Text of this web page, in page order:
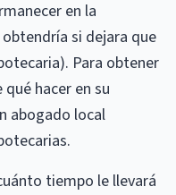
en la
si dejara que
Para obtener
hacer en su
abogado local
tiempo le llevará